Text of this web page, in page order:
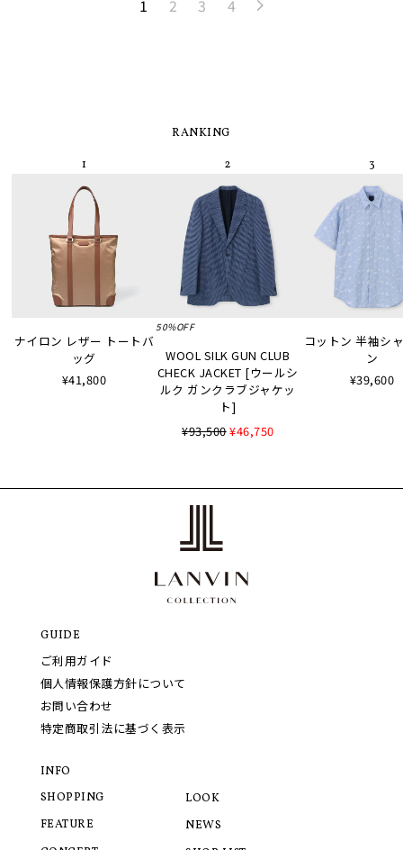
1 2 3 4
RANKING
ナイロン レザー トートバ
ッグ
¥41,800
50%OFF
WOOL SILK GUN CLUB
CHECK JACKET [ウールシ
ルク ガンクラブジャケッ
ト]
¥93,500¥46,750
コットン 半袖シ
ン
¥39,600
GUIDE
ご利用ガイド
個人情報保護方針について
お問い合わせ
特定商取引法に基づく表示
INFO
SHOPPING
FEATURE
LOOK
NEWS